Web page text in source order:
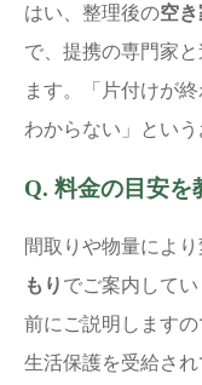
はい、整理後の空
で、提携の専門家
ます。「片付けが
わからない」とい
Q. 料金の目安を
間取りや物量によ
もり でご案内して
前にご説明しますの
生活保護を受給さ